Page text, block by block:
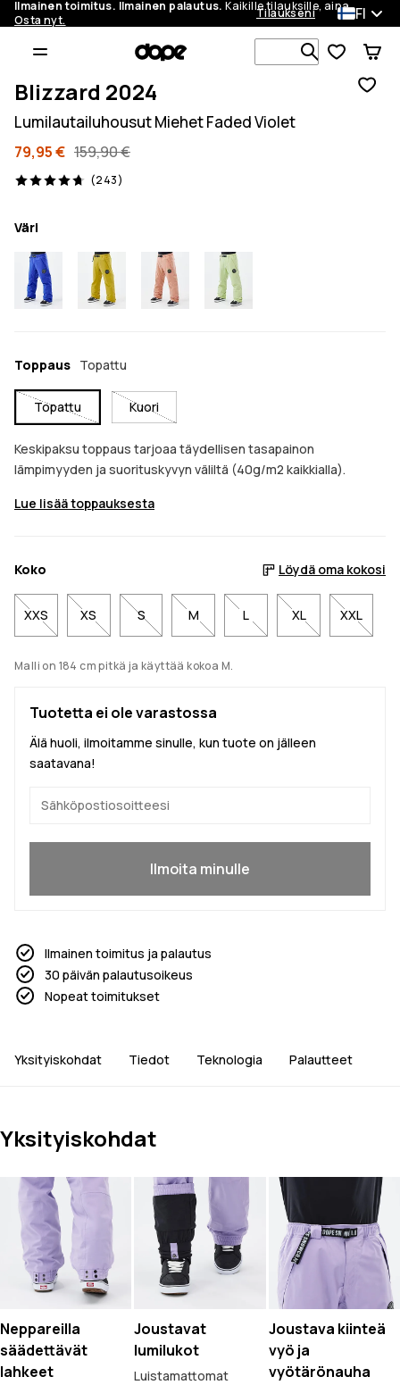
Ilmainen toimitus. Ilmainen palautus. Kaikille tilauksille, aina.
Osta nyt.
Tilaukseni FI
Etsi 1 000+
Blizzard 2024
Lumilautailuhousut Miehet Faded Violet
79,95 € 159,90 €
(243)
243 arvostelut, 4.7/5
Väri
Toppaus Topattu
Topattu Kuori
Keskipaksu toppaus tarjoaa täydellisen tasapainon
lämpimyyden ja suorituskyvyn väliltä (40g/m2 kaikkialla).
Lue lisää toppauksesta
Koko Löydä oma kokosi
XXS XS S M L XL XXL
Malli on 184 cm pitkä ja käyttää kokoa M.
Tuotetta ei ole varastossa
Älä huoli, ilmoitamme sinulle, kun tuote on jälleen
saatavana!
Ilmoita minulle
Ilmainen toimitus ja palautus
30 päivän palautusoikeus
Nopeat toimitukset
Yksityiskohdat Tiedot Teknologia Palautteet
Yksityiskohdat
Neppareilla
säädettävät
lahkeet
Joustavat
lumilukot
Luistamattomat
Joustava kiinteä
vyö ja
vyötärönauha